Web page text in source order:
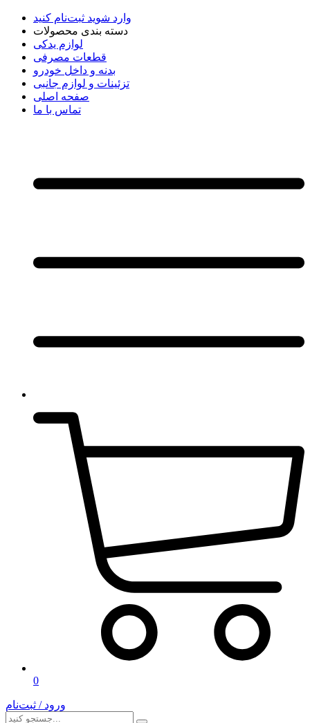
وارد شوید ثبت‌نام کنید
دسته بندی محصولات
لوازم یدکی
قطعات مصرفی
بدنه و داخل خودرو
تزئینات و لوازم جانبی
صفحه اصلی
تماس با ما
0
ورود / ثبت‌نام